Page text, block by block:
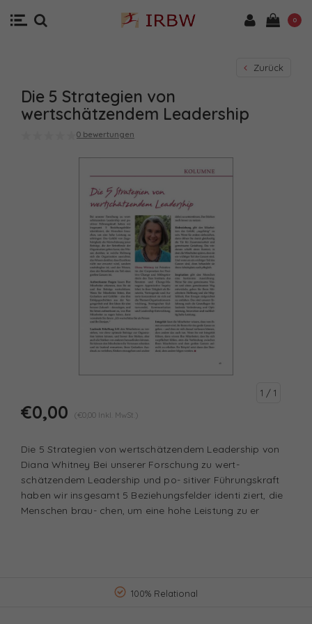
0
Zurück
Die 5 Strategien von
wertschätzendem Leadership
0 bewertungen
1 / 1
€0,00 (€0,00 Inkl. MwSt.)
Die 5 Strategien von wertschätzendem Leadership von
Diana Whitney Bei unserer Forschung zu wert-
schätzendem Leadership und po- sitiver Führungskraft
haben wir insgesamt 5 Beziehungsfelder identi ziert, die
Menschen brau- chen, um eine hohe Leistung zu er
100% Relational